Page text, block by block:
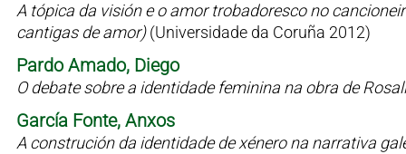
A tópica da visión e o amor trobadoresco no
cantigas de amor)(Universidade da Coruña 2012)
Pardo Amado, Diego
O debate sobre a identidade feminina na obra de
García Fonte, Anxos
A construción da identidade de xénero na narrativa